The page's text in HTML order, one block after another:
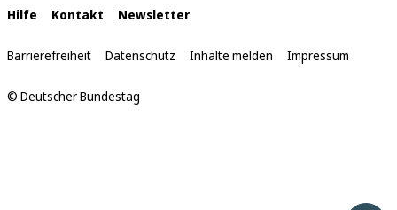
Interne
Links
Hilfe Kontakt Newsletter
Barrierefreiheit Datenschutz Inhalte melden Impressum
© Deutscher Bundestag